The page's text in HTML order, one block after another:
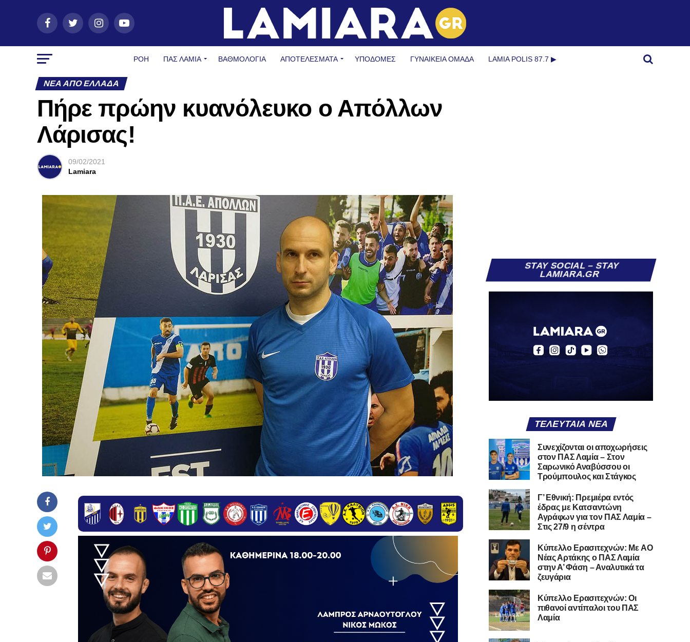
ΡΟΗ ΠΑΣ ΛΑΜΊΑ ΒΑΘΜΟΛΟΓΙΑ ΑΠΟΤΕΛΕΣΜΑΤΑ ΥΠΟΔΟΜΈΣ ΓΥΝΑΙΚΕΊΑ ΟΜΆΔΑ LAMIA POLIS 87.7 ▶︎
ΝΈΑ ΑΠΌ ΕΛΛΆΔΑ
Πήρε πρώην κυανόλευκο ο Απόλλων
Λάρισας!
09/02/2021
Lamiara
STAY SOCIAL – STAY
LAMIARA.GR
ΤΕΛΕΥΤΑΊΑ ΝΈΑ
Συνεχίζονται οι αποχωρήσεις
στον ΠΑΣ Λαμία – Στον
Σαρωνικό Αναβύσσου οι
Τρούμπουλος και Στάγκος
Γ’ Εθνική: Πρεμιέρα εντός
έδρας με Κατσαντώνη
Αγράφων για τον ΠΑΣ Λαμία –
Στις 27/9 η σέντρα
Kύπελλο Ερασιτεχνών: Με AO
Nέας Αρτάκης ο ΠΑΣ Λαμία
στην Α’ Φάση – Αναλυτικά τα
ζευγάρια
Κύπελλο Ερασιτεχνών: Οι
πιθανοί αντίπαλοι του ΠΑΣ
Λαμία